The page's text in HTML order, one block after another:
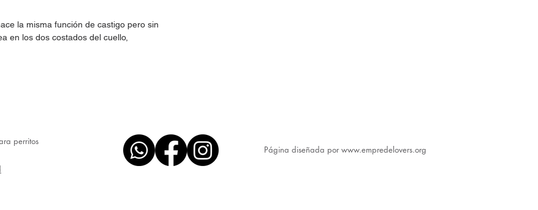
la misma función de castigo pero sin
en los dos costados del cuello,
perritos
​Página diseñada por www.empredelovers.org